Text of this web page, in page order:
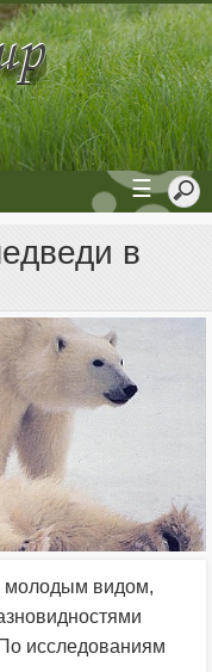
☰
в
молодым видом,
исследованиям